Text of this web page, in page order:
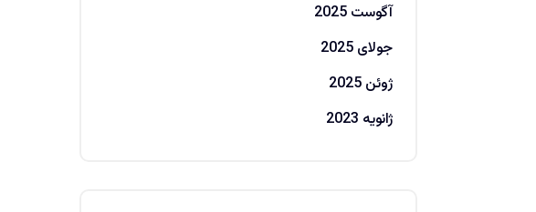
آگوست 2025
جولای 2025
ژوئن 2025
ژانویه 2023